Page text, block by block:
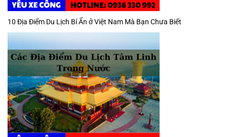
10 Địa Điểm Du Lịch Bí Ẩn ở Việt Nam Mà Bạn Chưa Biết